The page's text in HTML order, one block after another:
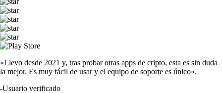
«Llevo desde 2021 y, tras probar otras apps de cripto, esta es sin duda
la mejor. Es muy fácil de usar y el equipo de soporte es único».
-Usuario verificado